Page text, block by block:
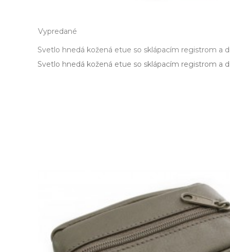
Vypredané
Svetlo hnedá kožená etue so sklápacím registrom a
Svetlo hnedá kožená etue so sklápacím registrom a